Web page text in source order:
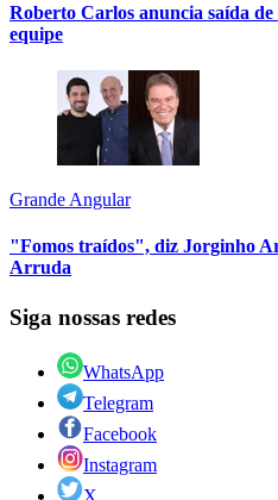
Roberto Carlos anuncia saída
equipe
Grande Angular
"Fomos traídos", diz Jorginho
Arruda
Siga nossas redes
WhatsApp
Telegram
Facebook
Instagram